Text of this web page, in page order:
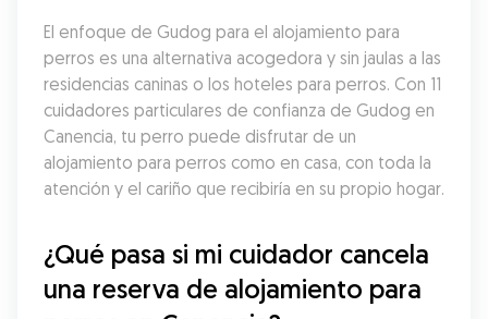
El enfoque de Gudog para el alojamiento para
perros es una alternativa acogedora y sin jaulas a las
residencias caninas o los hoteles para perros. Con 11
cuidadores particulares de confianza de Gudog en
Canencia, tu perro puede disfrutar de un
alojamiento para perros como en casa, con toda la
atención y el cariño que recibiría en su propio hogar.
¿Qué pasa si mi cuidador cancela
una reserva de alojamiento para